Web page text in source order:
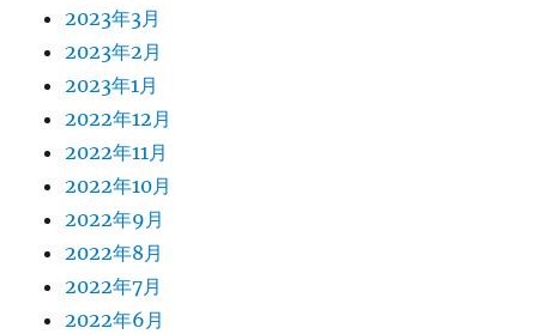
2023年3月
2023年2月
2023年1月
2022年12月
2022年11月
2022年10月
2022年9月
2022年8月
2022年7月
2022年6月